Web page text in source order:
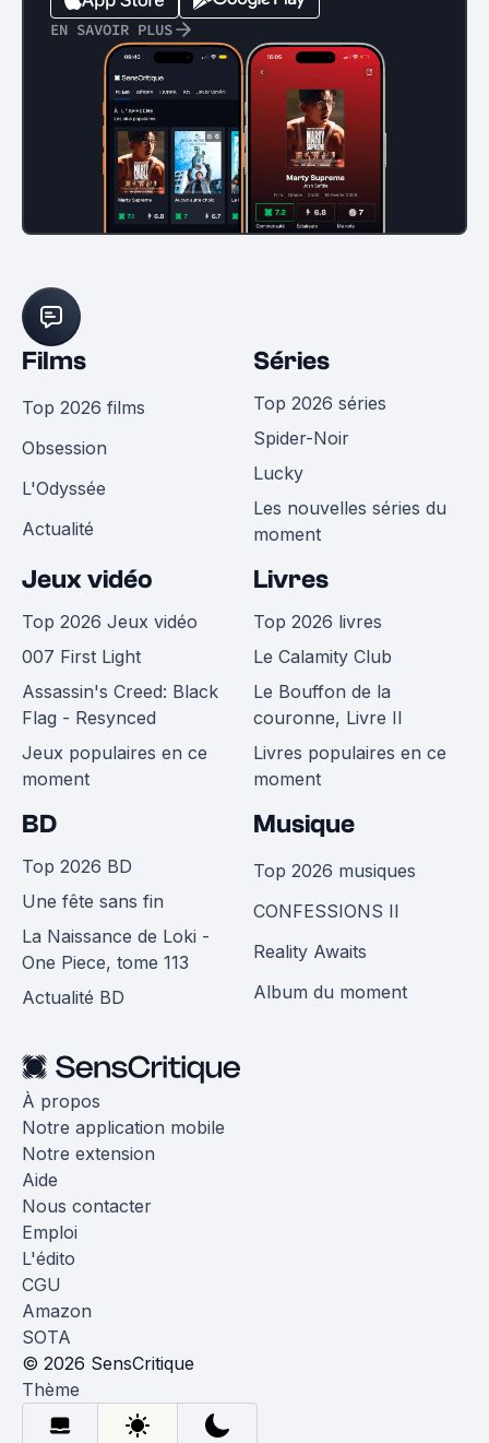
EN SAVOIR PLUS
Films
Top 2026 films
Obsession
L'Odyssée
Actualité
Séries
Top 2026 séries
Spider-Noir
Lucky
Les nouvelles séries du
moment
Jeux vidéo
Top 2026 Jeux vidéo
007 First Light
Assassin's Creed: Black
Flag - Resynced
Jeux populaires en ce
moment
Livres
Top 2026 livres
Le Calamity Club
Le Bouffon de la
couronne, Livre II
Livres populaires en ce
moment
BD
Top 2026 BD
Une fête sans fin
La Naissance de Loki -
One Piece, tome 113
Actualité BD
Musique
Top 2026 musiques
CONFESSIONS II
Reality Awaits
Album du moment
À propos
Notre application mobile
Notre extension
Aide
Nous contacter
Emploi
L'édito
CGU
Amazon
SOTA
© 2026 SensCritique
Thème